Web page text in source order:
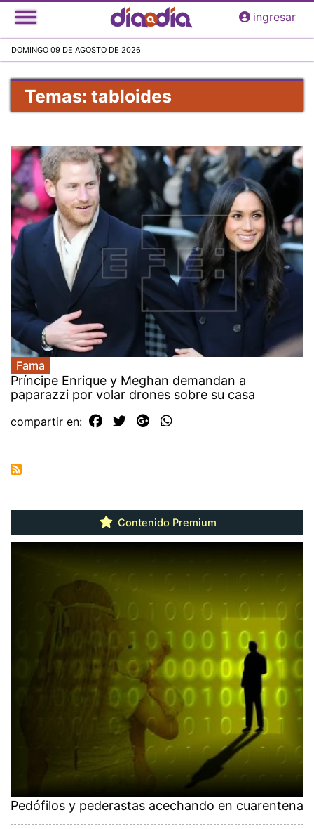
Pasar
al
principal
ingresar
DOMINGO 09 DE AGOSTO DE 2026
Temas: tabloides
Fama
Príncipe Enrique y Meghan demandan a
paparazzi por volar drones sobre su casa
compartir en:
Contenido Premium
Pedófilos y pederastas acechando en cuarentena